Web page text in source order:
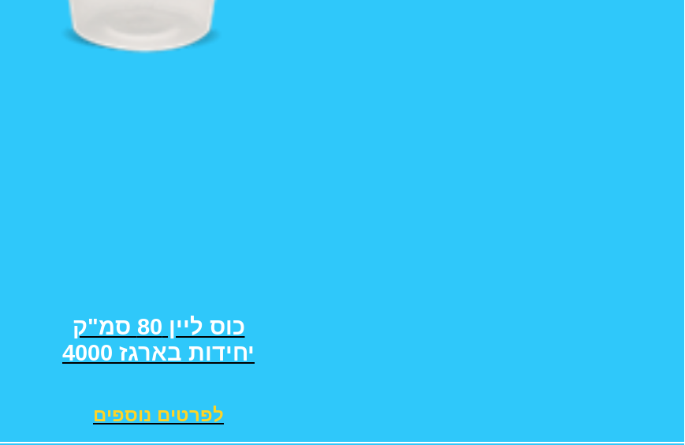
כוס ליין 80 סמ"ק
4000 יחידות בארגז
לפרטים נוספים